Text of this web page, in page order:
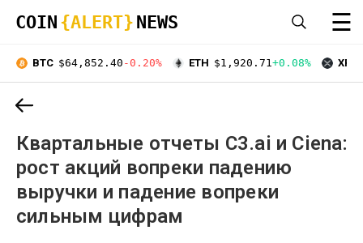
COIN {ALERT} NEWS ☰
BTC $64,852.40 -0.20% ETH $1,920.71+0.08% XRP
Квартальные отчеты C3.ai и Ciena:
рост акций вопреки падению
выручки и падение вопреки
сильным цифрам